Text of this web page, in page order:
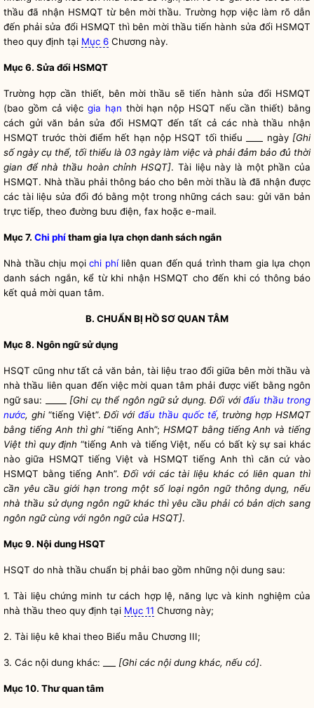
thầu đã nhận HSMQT từ bên mời thầu. Trường hợp việc làm rõ dẫn
đến phải sửa đổi HSMQT thì bên mời thầu tiến hành sửa đổi HSMQT
theo quy định tại Mục 6 Chương này.
Mục 6. Sửa đổi HSMQT
Trường hợp cần thiết, bên mời thầu sẽ tiến hành sửa đổi HSMQT
(bao gồm cả việcgia hạn thời hạn nộp HSQT nếu cần thiết) bằng
cách gửi văn bản sửa đổi HSMQT đến tất cả các nhà thầu nhận
HSMQT trước thời điểm hết hạn nộp HSQT tối thiểu ____ ngày [Ghi
số ngày cụ thể, tối thiểu là 03 ngày làm việc và phải đảm bảo đủ thời
gian để nhà thầu hoàn chỉnh HSQT]. Tài liệu này là một phần của
HSMQT. Nhà thầu phải thông báo cho bên mời thầu là đã nhận được
các tài liệu sửa đổi đó bằng một trong những cách sau: gửi văn bản
trực tiếp, theo đường bưu điện, fax hoặc e-mail.
Mục 7. Chi phítham gia lựa chọndanh sách ngắn
Nhà thầu chịu mọichi phíliên quan đến quá trình tham gia lựa chọn
danh sách ngắn, kể từ khi nhận HSMQT cho đến khi có thông báo
kết quả mời quan tâm.
B. CHUẨN BỊ HỒ SƠ QUAN TÂM
Mục 8. Ngôn ngữ sử dụng
HSQT cũng như tất cả văn bản, tài liệu trao đổi giữa bên mời thầu và
nhà thầu liên quan đến việc mời quan tâm phải được viết bằng ngôn
ngữ sau: _____ [Ghi cụ thể ngôn ngữ sử dụng. Đối vớiđấu thầu trong
nước, ghi“tiếng Việt”.Đối vớiđấu thầu quốc tế, trường hợp HSMQT
bằng tiếng Anh thì ghi“tiếng Anh”; HSMQT bằng tiếng Anh và tiếng
Việt thì quy định “tiếng Anh và tiếng Việt, nếu có bất kỳ sự sai khác
nào giữa HSMQT tiếng Việt và HSMQT tiếng Anh thì căn cứ vào
HSMQT bằng tiếng Anh”. Đối với các tài liệu khác có liên quan thì
cần yêu cầu giới hạn trong một số loại ngôn ngữ thông dụng, nếu
nhà thầu sử dụng ngôn ngữ khác thì yêu cầu phải có bản dịch sang
ngôn ngữ cùng với ngôn ngữ của HSQT].
Mục 9. Nội dung HSQT
HSQT do nhà thầu chuẩn bị phải bao gồm những nội dung sau:
1. Tài liệu chứng minh tư cách hợp lệ, năng lực và kinh nghiệm của
nhà thầu theo quy định tại Mục 11 Chương này;
2. Tài liệu kê khai theo Biểu mẫu Chương III;
3. Các nội dung khác: ___ [Ghi các nội dung khác, nếu có].
Mục 10. Thư quan tâm